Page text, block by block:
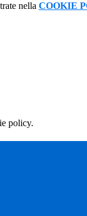
nella COOKIE
policy.